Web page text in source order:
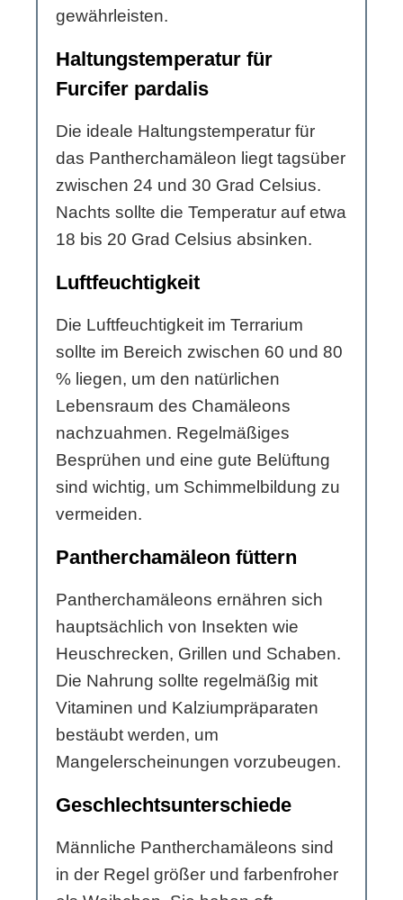
gewährleisten.
Haltungstemperatur für
Furcifer pardalis
Die ideale Haltungstemperatur für
das Pantherchamäleon liegt tagsüber
zwischen 24 und 30 Grad Celsius.
Nachts sollte die Temperatur auf etwa
18 bis 20 Grad Celsius absinken.
Luftfeuchtigkeit
Die Luftfeuchtigkeit im Terrarium
sollte im Bereich zwischen 60 und 80
% liegen, um den natürlichen
Lebensraum des Chamäleons
nachzuahmen. Regelmäßiges
Besprühen und eine gute Belüftung
sind wichtig, um Schimmelbildung zu
vermeiden.
Pantherchamäleon füttern
Pantherchamäleons ernähren sich
hauptsächlich von Insekten wie
Heuschrecken, Grillen und Schaben.
Die Nahrung sollte regelmäßig mit
Vitaminen und Kalziumpräparaten
bestäubt werden, um
Mangelerscheinungen vorzubeugen.
Geschlechtsunterschiede
Männliche Pantherchamäleons sind
in der Regel größer und farbenfroher